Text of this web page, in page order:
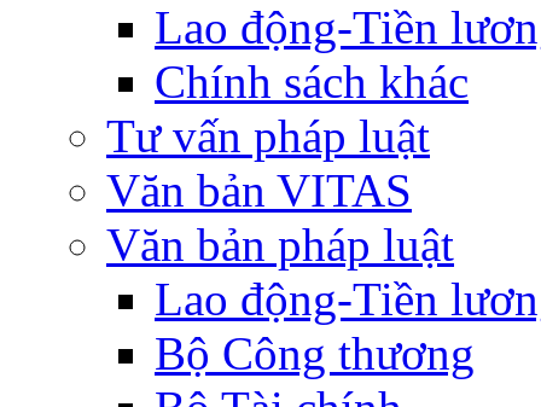
Lao động-Tiền
Chính sách khác
Tư vấn pháp luật
Văn bản VITAS
Văn bản pháp luật
Lao động-Tiền
Bộ Công thương